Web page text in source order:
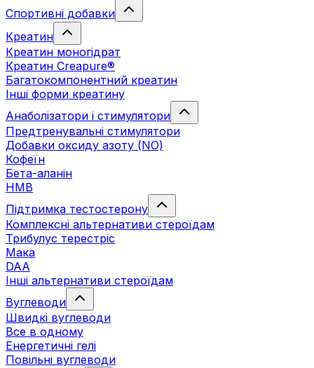
Спортивні добавки
Креатин
Креатин моногідрат
Креатин Creapure®
Багатокомпонентний креатин
Інші форми креатину
Анаболізатори і стимулятори
Предтренувальні стимулятори
Добавки оксиду азоту (NO)
Кофеїн
Бета-аланін
HMB
Підтримка тестостерону
Комплексні альтернативи стероїдам
Трибулус терестріс
Мака
DAA
Інші альтернативи стероїдам
Вуглеводи
Швидкі вуглеводи
Все в одному
Енергетичні гелі
Повільні вуглеводи